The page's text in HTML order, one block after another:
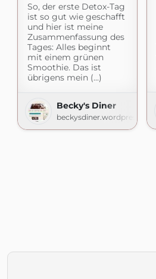
So, der erste Detox-Tag
ist so gut wie geschafft
und hier ist meine
Zusammenfassung des
Tages: Alles beginnt
mit einem grünen
Smoothie. Das ist
übrigens mein (...)
Becky's Diner
beckysdiner.wordpress.com